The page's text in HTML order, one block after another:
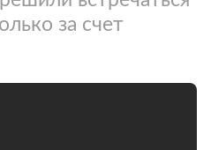
за счет